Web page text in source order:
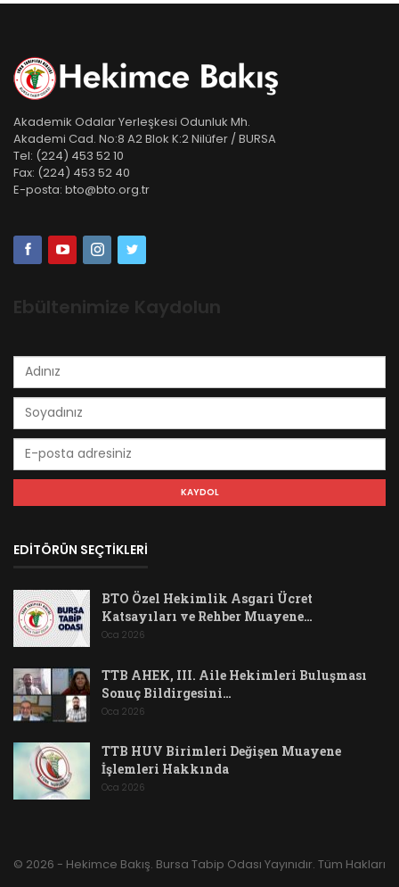
Akademik Odalar Yerleşkesi Odunluk Mh.
Akademi Cad. No:8 A2 Blok K:2 Nilüfer / BURSA
Tel: (224) 453 52 10
Fax: (224) 453 52 40
E-posta: bto@bto.org.tr
Ebültenimize Kaydolun
EDİTÖRÜN SEÇTİKLERİ
BTO Özel Hekimlik Asgari Ücret
Katsayıları ve Rehber Muayene…
Oca 2026
TTB AHEK, III. Aile Hekimleri Buluşması
Sonuç Bildirgesini…
Oca 2026
TTB HUV Birimleri Değişen Muayene
İşlemleri Hakkında
Oca 2026
© 2026 - Hekimce Bakış. Bursa Tabip Odası Yayınıdır. Tüm Hakları